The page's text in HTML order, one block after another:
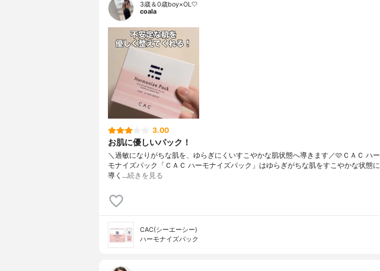
3歳＆0歳boy×OL🤍
coala
3.00
お肌に優しいパック！
＼過敏になりがちな肌を、ゆらぎにくいすこやかな肌状態へ導きます／🩷ＣＡＣ ハー
モナイズパック「ＣＡＣ ハーモナイズパック」はゆらぎがちな肌をすこやかな状態に
導く…続きを見る
CAC(シーエーシー)
ハーモナイズパック